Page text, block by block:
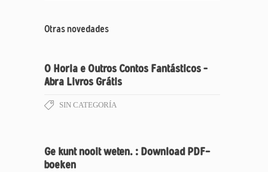
Otras novedades
O Horla e Outros Contos Fantásticos –
Abra Livros Grátis
SIN CATEGORÍA
Ge kunt nooit weten. : Download PDF-
boeken